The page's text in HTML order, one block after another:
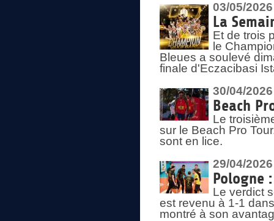
03/05/2026
La
Et de trois
le
Bleues a soulevé
finale d'Eczacibasi
30/04/2026
Beach
Le
sur le Beach Pro
sont en lice.
29/04/2026
Pologne
Le verdict
est revenu à 1-1
montré à son